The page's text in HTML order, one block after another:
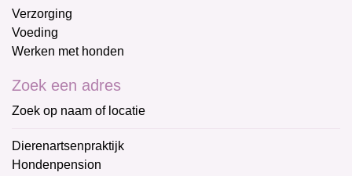
Verzorging
Voeding
Werken met honden
Zoek een adres
Zoek op naam of locatie
Dierenartsenpraktijk
Hondenpension